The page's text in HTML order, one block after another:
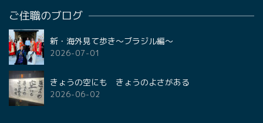
ご住職のブログ
新・海外見て歩き〜ブラジル編〜
2026-07-01
きょうの空にも きょうのよさがある
2026-06-02